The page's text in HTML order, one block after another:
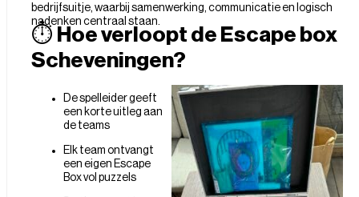
bedrijfsuitje, waarbij samenwerking, communicatie en logisch
nadenken centraal staan.
⏱ Hoe verloopt de Escape box
Scheveningen?
De spelleider geeft
een korte uitleg aan
de teams
Elk team ontvangt
een eigen Escape
Box vol puzzels